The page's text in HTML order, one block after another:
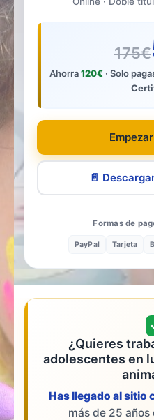
175€
Ahorra120€· Solo
📄
Formas de
PayPal Tarjeta
¿Quieres
adolescentes en
Has llegado al sitio
más de 25